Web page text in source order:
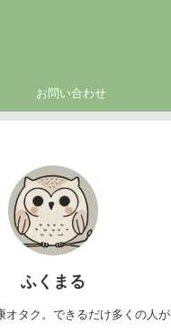
お問い合わせ
ふくまる
オタク。できるだけ多くの人が